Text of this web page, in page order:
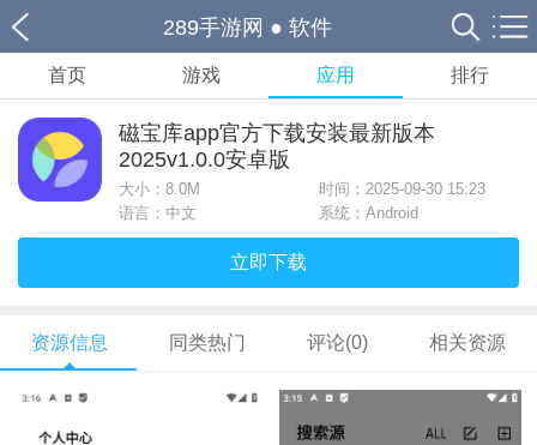
289手游网 ● 软件
首页 游戏 应用 排行
磁宝库app官方下载安装最新版本
2025v1.0.0安卓版
大小： 8.0M
时间：2025-09-30 15:23
语言：中文
系统：Android
立即下载
资源信息 同类热门 评论(0) 相关资源